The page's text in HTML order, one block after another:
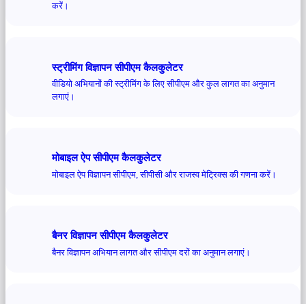
करें।
स्ट्रीमिंग विज्ञापन सीपीएम कैलकुलेटर
वीडियो अभियानों की स्ट्रीमिंग के लिए सीपीएम और कुल लागत का अनुमान
लगाएं।
मोबाइल ऐप सीपीएम कैलकुलेटर
मोबाइल ऐप विज्ञापन सीपीएम, सीपीसी और राजस्व मेट्रिक्स की गणना करें।
बैनर विज्ञापन सीपीएम कैलकुलेटर
बैनर विज्ञापन अभियान लागत और सीपीएम दरों का अनुमान लगाएं।